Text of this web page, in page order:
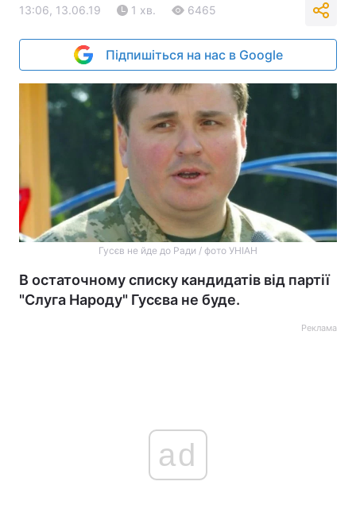
13:06, 13.06.19 1 хв. 6465
Підпишіться на нас в Google
Гусєв не йде до Ради / фото УНІАН
В остаточному списку кандидатів від партії
"Слуга Народу" Гусєва не буде.
Реклама
ad